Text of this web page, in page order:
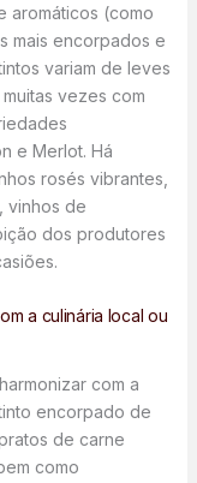
aromáticos (como
mais encorpados e
variam de leves
vezes com
e Merlot. Há
rosés vibrantes,
vinhos de
dos produtores
a culinária local ou
com a
encorpado de
de carne
como